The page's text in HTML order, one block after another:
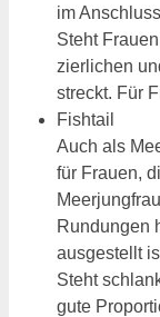
im
Steht
zierlichen
streckt. Für
Fishtail
Auch als
für Frauen,
Rundungen
ausgestellt
Steht
gute